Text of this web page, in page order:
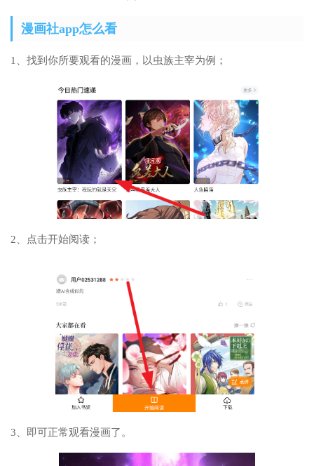
漫画社app怎么看
1、找到你所要观看的漫画，以虫族主宰为例；
2、点击开始阅读；
3、即可正常观看漫画了。